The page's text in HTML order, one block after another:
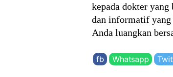
kepada dokter
dan informatif yang
Anda luangkan
fb Whatsapp